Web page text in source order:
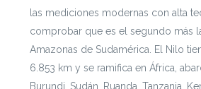
las mediciones modernas con alta
comprobar que es el segundo más
Amazonas de Sudamérica. El Nilo
6.853 km y se ramifica en África,
Burundi, Sudán, Ruanda, Tanzania,